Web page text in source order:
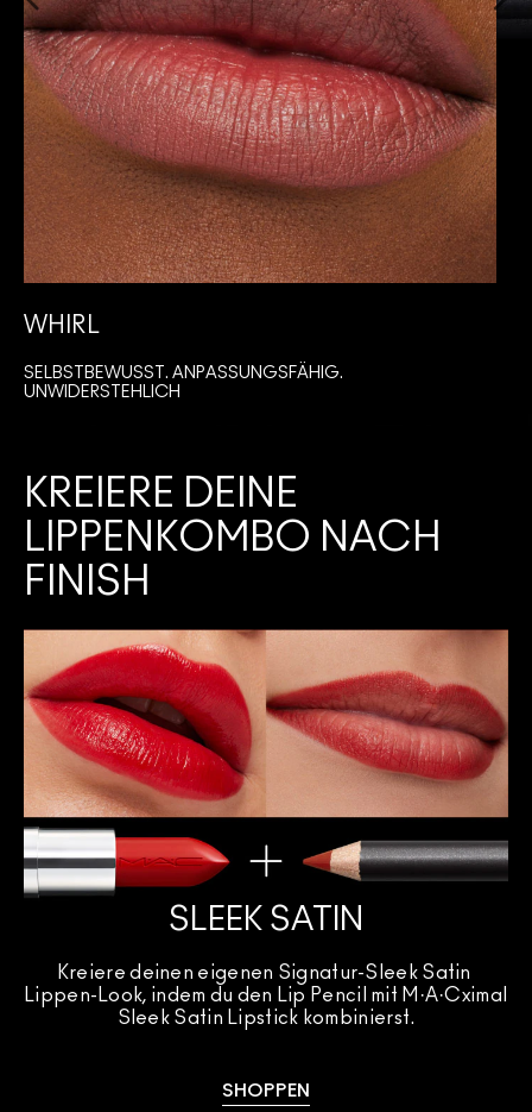
WHIRL
SELBSTBEWUSST. ANPASSUNGSFÄHIG.
UNWIDERSTEHLICH
KREIERE DEINE
LIPPENKOMBO NACH
FINISH
SLEEK SATIN
Kreiere deinen eigenen Signatur-Sleek Satin
Lippen-Look, indem du den Lip Pencil mit M·A·Cximal
Sleek Satin Lipstick kombinierst.
SHOPPEN